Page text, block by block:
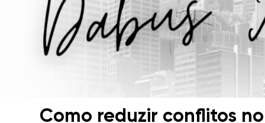
Como reduzir conflitos